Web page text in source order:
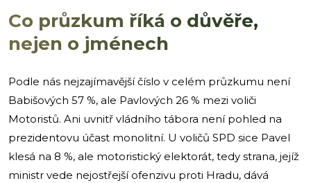
Co průzkum říká o důvěře,
nejen o jménech
Podle nás nejzajímavější číslo v celém průzkumu není
Babišových 57 %, ale Pavlových 26 % mezi voliči
Motoristů. Ani uvnitř vládního tábora není pohled na
prezidentovu účast monolitní. U voličů SPD sice Pavel
klesá na 8 %, ale motoristický elektorát, tedy strana, jejíž
ministr vede nejostřejší ofenzivu proti Hradu, dává